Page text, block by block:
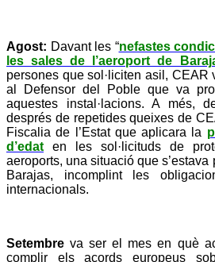
Agost: Davant les “nefastes
les sales de l’aeroport de
persones que sol·liciten asil, CEAR
al Defensor del Poble que va
aquestes instal·lacions. A més,
després de repetides queixes de
Fiscalia de l’Estat que aplicara la
d’edat en les sol·licituds de
aeroports, una situació que
Barajas, incomplint les
internacionals.
Setembre va ser el mes en què
complir els acords europeus